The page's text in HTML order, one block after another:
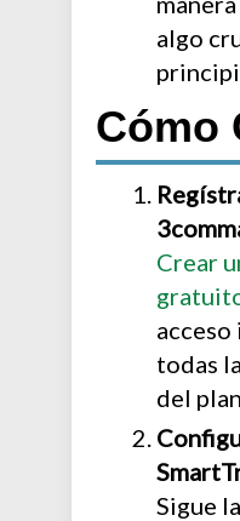
algo
Cómo
Crear
acceso
todas
del
Sigue